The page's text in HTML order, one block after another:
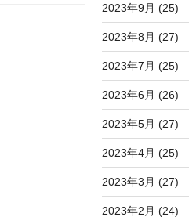
2023年9月 (25)
2023年8月 (27)
2023年7月 (25)
2023年6月 (26)
2023年5月 (27)
2023年4月 (25)
2023年3月 (27)
2023年2月 (24)